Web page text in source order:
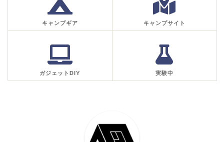
キャンプギア キャンプサイト
ガジェットDIY 実験中